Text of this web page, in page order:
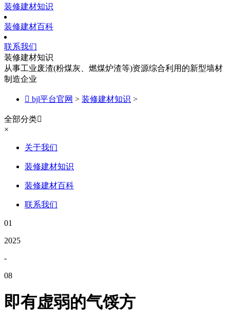
装修建材知识
装修建材百科
联系我们
装修建材知识
从事工业废渣(粉煤灰、燃煤炉渣等)资源综合利用的新型墙材
制造企业
 bjl平台官网 > 装修建材知识 >
全部分类
×
关于我们
装修建材知识
装修建材百科
联系我们
01
2025
-
08
即有虚弱的气馁方